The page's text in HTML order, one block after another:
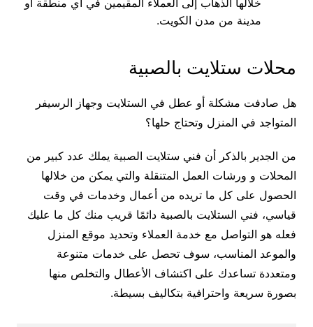
خلالها الذهاب إلى العملاء المقيمين في أي منطقة او
مدينة من مدن الكويت.
محلات ستلايت بالصبية
هل صادفت مشكلة أو عطل في الستلايت وجهاز الرسيفر
المتواجد في المنزل وتحتاج حلها؟
من الجدير بالذكر أن فني ستلايت الصبية يملك عدد كبير من
المحلات و ورشات العمل المتنقلة والتي يمكن من خلالها
الحصول على كل ما تريده من أعمال وخدمات في وقت
قياسي، فني الستلايت بالصبية دائمًا قريب منك كل ما عليك
فعله هو التواصل مع خدمة العملاء وتحديد موقع المنزل
والموعد المناسب، سوف تحصل على خدمات متنوعة
ومتعددة تساعدك على اكتشاف الأعطال والتخلص منها
بصورة سريعة واحترافية بتكاليف بسيطة.